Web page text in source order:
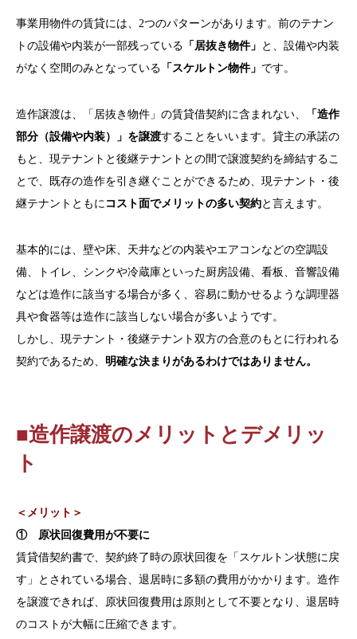
事業用物件の賃貸には、2つのパターンがあります。前のテナン
トの設備や内装が一部残っている 「居抜き物件」 と、設備や内装
がなく空間のみとなっている 「スケルトン物件」 です。
造作譲渡は、「居抜き物件」の賃貸借契約に含まれない、
「造作
部分（設備や内装）」を譲渡することをいいます。貸主の承諾の
もと、現テナントと後継テナントとの間で譲渡契約を締結するこ
とで、既存の造作を引き継ぐことができるため、現テナント・後
継テナントともに コスト面でメリットの多い契約と言えます。
基本的には、壁や床、天井などの内装やエアコンなどの空調設
備、トイレ、シンクや冷蔵庫といった厨房設備、看板、音響設備
などは造作に該当する場合が多く、容易に動かせるような調理器
具や食器等は造作に該当しない場合が多いようです。
しかし、現テナント・後継テナント双方の合意のもとに行われる
契約であるため、 明確な決まりがあるわけではありません。
■造作譲渡のメリットとデメリッ
ト
＜メリット＞
① 原状回復費用が不要に
賃貸借契約書で、契約終了時の原状回復を「スケルトン状態に戻
す」とされている場合、退居時に多額の費用がかかります。造作
を譲渡できれば、 原状回復費用は原則として不要となり、退居時
のコストが大幅に圧縮できます。